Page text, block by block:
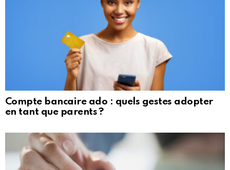
Compte bancaire ado : quels gestes adopter
en tant que parents ?